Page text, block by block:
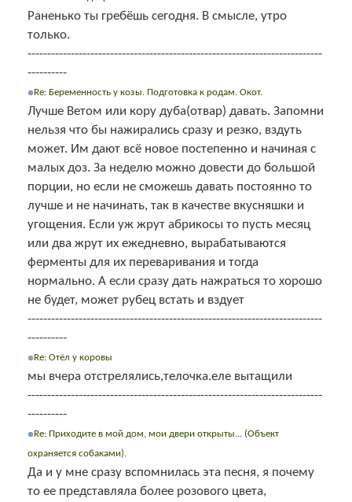
Раненько ты гребёшь сегодня. В смысле, утро
только.
---------------------------------------------------------------------------
----------
Re: Беременность у козы. Подготовка к родам. Окот.
Лучше Ветом или кору дуба(отвар) давать. Запомни
нельзя что бы нажирались сразу и резко, вздуть
может. Им дают всё новое постепенно и начиная с
малых доз. За неделю можно довести до большой
порции, но если не сможешь давать постоянно то
лучше и не начинать, так в качестве вкусняшки и
угощения. Если уж жрут абрикосы то пусть месяц
или два жрут их ежедневно, вырабатываются
ферменты для их переваривания и тогда
нормально. А если сразу дать нажраться то хорошо
не будет, может рубец встать и вздует
---------------------------------------------------------------------------
----------
Re: Отёл у коровы
мы вчера отстрелялись,телочка.еле вытащили
---------------------------------------------------------------------------
----------
Re: Приходите в мой дом, мои двери открыты... (Объект
охраняется собаками).
Да и у мне сразу вспомнилась эта песня, я почему
то ее представляла более розового цвета,